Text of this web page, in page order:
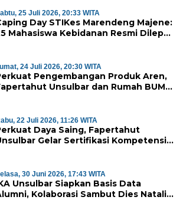
25 Juli 2026, 20:33 WITA
Day STIKes Marendeng Majene:
Mahasiswa Kebidanan Resmi Dilepas
24 Juli 2026, 20:30 WITA
Pengembangan Produk Aren,
Unsulbar dan Rumah BUMN
22 Juli 2026, 11:26 WITA
Daya Saing, Fapertahut
Gelar Sertifikasi Kompetensi
30 Juni 2026, 17:43 WITA
Unsulbar Siapkan Basis Data
Kolaborasi Sambut Dies Natalis